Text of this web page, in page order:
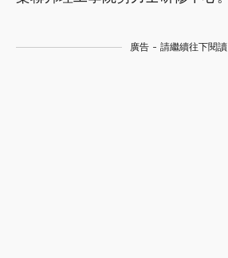
廣告 - 請繼續往下閱讀